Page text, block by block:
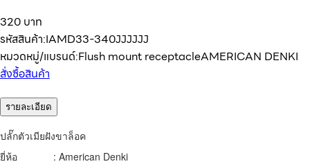
320 บาท
รหัสสินค้า:IAMD33-340JJJJJJ
หมวดหมู่/แบรนด์:Flush mount receptacleAMERICAN DENKI
สั่งซื้อสินค้า
รายละเอียด
ปลั๊กตัวเมียฝังขาล็อค
ยี่ห้อ : American Denki